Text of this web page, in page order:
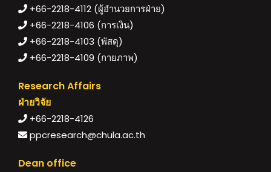
+66-2218-4112 (ผู้อำนวยการฝ่าย)
+66-2218-4106 (การเงิน)
+66-2218-4103 (พัสดุ)
+66-2218-4109 (กายภาพ)
Research Affairs
ฝ่ายวิจัย
+66-2218-4126
ppcresearch@chula.ac.th
Dean office